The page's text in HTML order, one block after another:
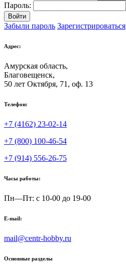
Пароль:
Войти
Забыли пароль Зарегистрироваться
Адрес:
Амурская область,
Благовещенск,
50 лет Октября, 71, оф. 13
Телефон:
+7 (4162) 23-02-14
+7 (800) 100-46-54
+7 (914) 556-26-75
Часы работы:
Пн—Пт: с 10-00 до 19-00
E-mail:
mail@centr-hobby.ru
Основные разделы